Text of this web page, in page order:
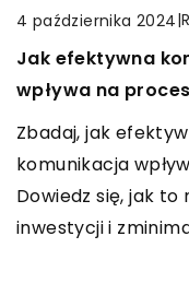
CZAS WOLNY
5 lutego 2025|
Jakie emocje
abstrakcyjne
Odkryj, jak
sypialni mogą
atmosferę
4 października 2024|
Jak efektywna
wpływa na
Zbadaj, jak
komunikacja
Dowiedz się, jak
inwestycji i
CZAS WOLNY
19 listopada 2023|
Znaczenie i
Wikingów:
Odkryj
wikingowskich
współczesne